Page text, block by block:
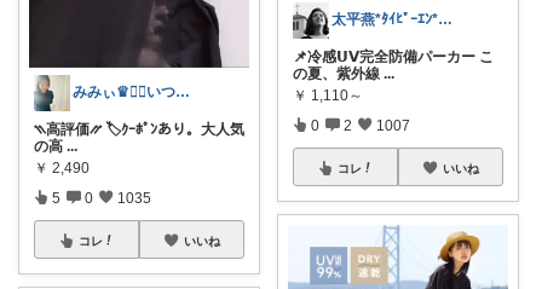
みみぃ♛👯‍♀️いつもありがとう🎪
⳹高評価⳼ 🏷️ｸｰﾎﾟﾝあり。大人気
の高 ...
￥ 2,490
5 0 1035
コレ いいね
太平燕*ﾀｲﾋﾟｰｴﾝ*熊本は負けんバイ
📌冷感𝗨𝗩完全防備パーカー こ
の夏、紫外線 ...
￥ 1,110～
0 2 1007
コレ いいね